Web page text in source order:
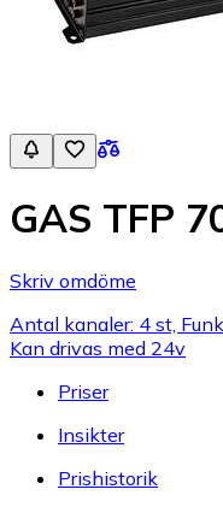
GAS TFP
Skriv omdöme
Antal kanaler: 4 st,
Kan drivas med 24v
Priser
Insikter
Prishistorik